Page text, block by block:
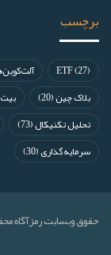
برچسب
ETF(27)
بلاک چین(20)
تحلیل تکنیکال(73)
سرمایه‌گذاری(30)
حقوق وبسایت رمزآگاه